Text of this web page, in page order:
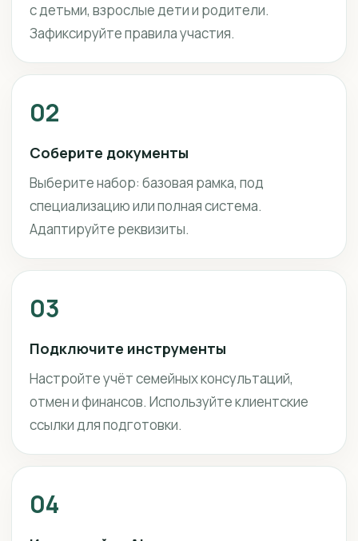
с детьми, взрослые дети и родители.
Зафиксируйте правила участия.
02
Соберите документы
Выберите набор: базовая рамка, под
специализацию или полная система.
Адаптируйте реквизиты.
03
Подключите инструменты
Настройте учёт семейных консультаций,
отмен и финансов. Используйте клиентские
ссылки для подготовки.
04